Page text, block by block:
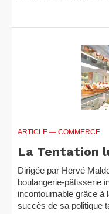
ARTICLE — COMMERCE
La Tentation
Dirigée par Hervé
boulangerie-pâtisserie
incontournable grâce à
succès de sa politique